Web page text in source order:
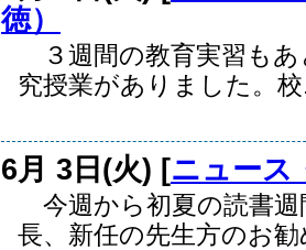
徳）
３週間の教育実習もあ
究授業がありました。
6月 3日(火) [ニュース
今週から初夏の読書週
長、新任の先生方のお勧